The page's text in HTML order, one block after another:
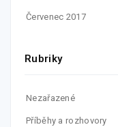
Červenec 2017
Rubriky
Nezařazené
Příběhy a rozhovory